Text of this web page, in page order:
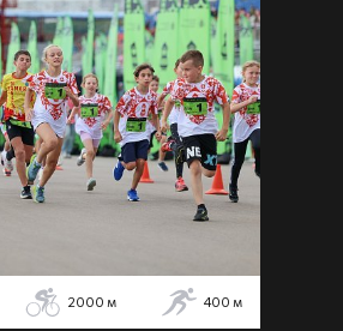
2000 м 400 м